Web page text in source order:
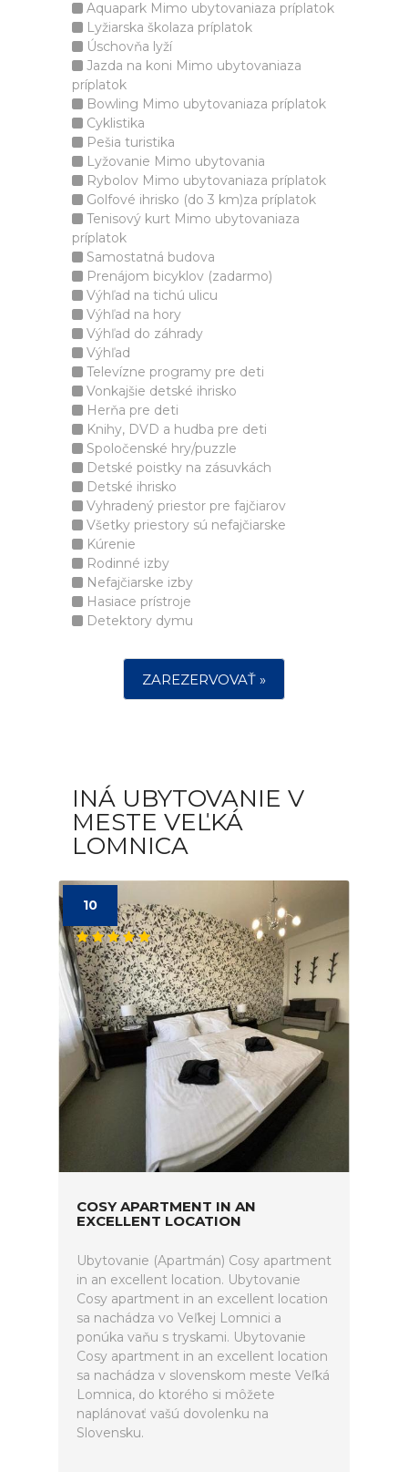
Aquapark Mimo ubytovaniaza príplatok
Lyžiarska školaza príplatok
Úschovňa lyží
Jazda na koni Mimo ubytovaniaza
príplatok
Bowling Mimo ubytovaniaza príplatok
Cyklistika
Pešia turistika
Lyžovanie Mimo ubytovania
Rybolov Mimo ubytovaniaza príplatok
Golfové ihrisko (do 3 km)za príplatok
Tenisový kurt Mimo ubytovaniaza
príplatok
Samostatná budova
Prenájom bicyklov (zadarmo)
Výhľad na tichú ulicu
Výhľad na hory
Výhľad do záhrady
Výhľad
Televízne programy pre deti
Vonkajšie detské ihrisko
Herňa pre deti
Knihy, DVD a hudba pre deti
Spoločenské hry/puzzle
Detské poistky na zásuvkách
Detské ihrisko
Vyhradený priestor pre fajčiarov
Všetky priestory sú nefajčiarske
Kúrenie
Rodinné izby
Nefajčiarske izby
Hasiace prístroje
Detektory dymu
ZAREZERVOVAŤ »
INÁ UBYTOVANIE V
MESTE VEĽKÁ
LOMNICA
10
COSY APARTMENT IN AN
EXCELLENT LOCATION
Ubytovanie (Apartmán) Cosy apartment
in an excellent location. Ubytovanie
Cosy apartment in an excellent location
sa nachádza vo Veľkej Lomnici a
ponúka vaňu s tryskami. Ubytovanie
Cosy apartment in an excellent location
sa nachádza v slovenskom meste Veľká
Lomnica, do ktorého si môžete
naplánovať vašú dovolenku na
Slovensku.